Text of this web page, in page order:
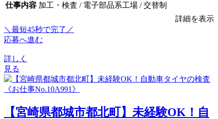
仕事内容 加工・検査 / 電子部品系工場 / 交替制
詳細を表示
＼最短45秒で完了／
応募へ進む
詳しく
見る
【宮崎県都城市都北町】未経験OK！自